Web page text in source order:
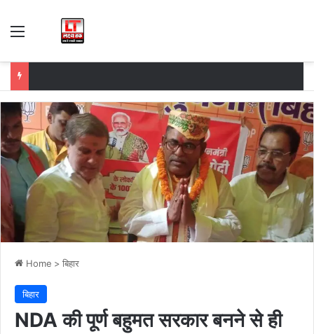
Menu
Home > बिहार
बिहार
NDA की पूर्ण बहुमत सरकार बनने से ही